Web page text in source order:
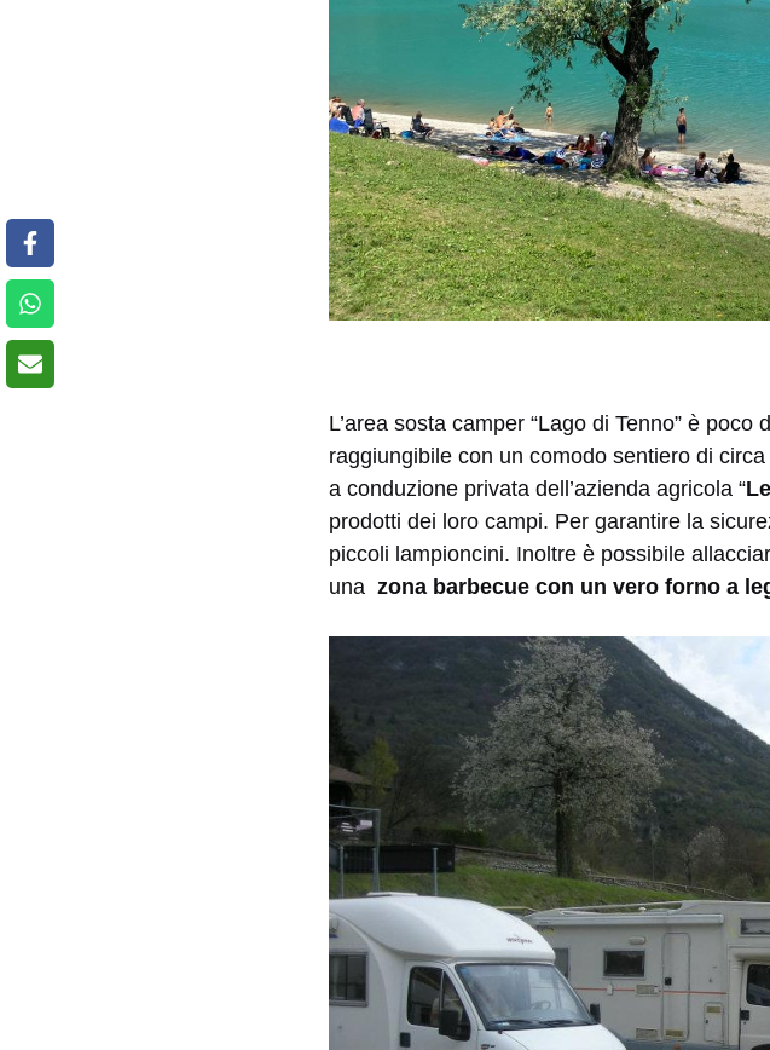
L’area sosta camper “Lago di Tenno” è poco
raggiungibile con un comodo sentiero di
a conduzione privata dell’azienda agricola “
prodotti dei loro campi. Per garantire la
piccoli lampioncini. Inoltre è possibile
una zona barbecue con un vero forno a